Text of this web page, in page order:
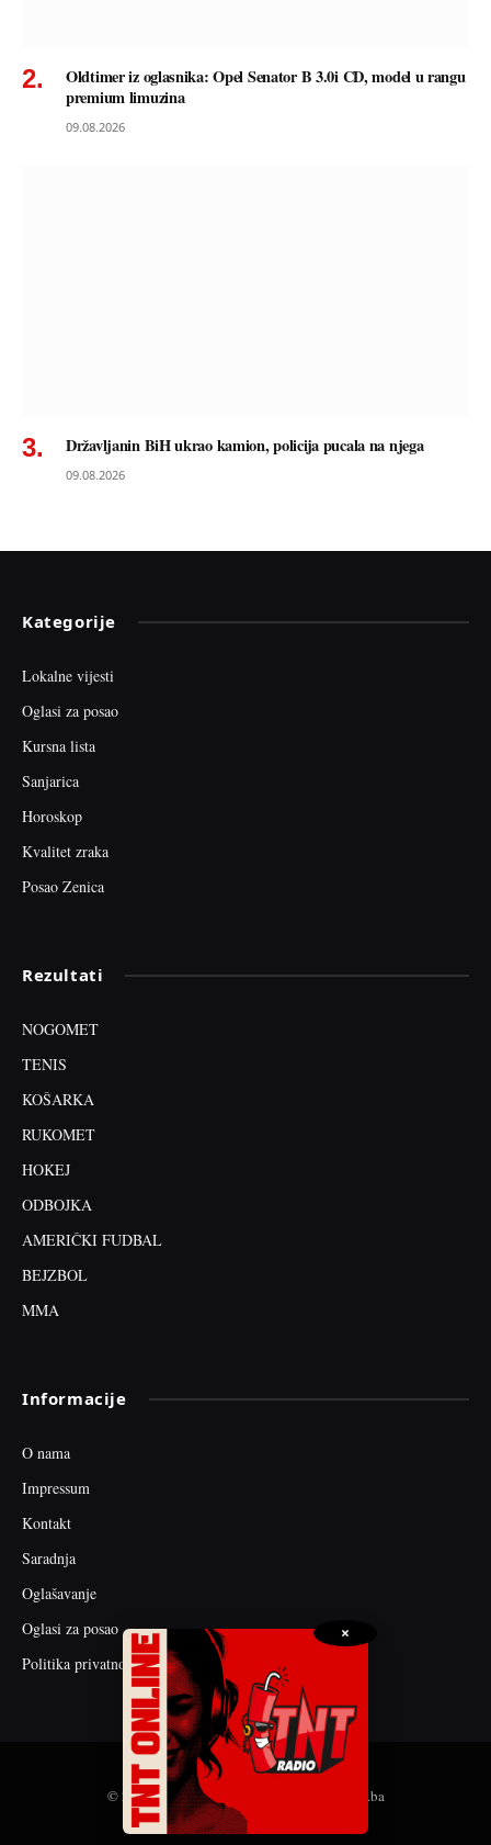
Oldtimer iz oglasnika: Opel Senator B 3.0i CD, model u rangu
premium limuzina
09.08.2026
Državljanin BiH ukrao kamion, policija pucala na njega
09.08.2026
Kategorije
Lokalne vijesti
Oglasi za posao
Kursna lista
Sanjarica
Horoskop
Kvalitet zraka
Posao Zenica
Rezultati
NOGOMET
TENIS
KOŠARKA
RUKOMET
HOKEJ
ODBOJKA
AMERIČKI FUDBAL
BEJZBOL
MMA
Informacije
O nama
Impressum
Kontakt
Saradnja
Oglašavanje
Oglasi za posao
Politika privatnosti
© 2026 web dizajn i seo optimizacija by tnt.ba
×